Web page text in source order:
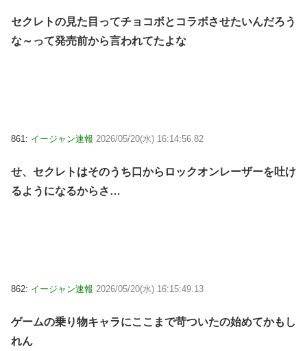
セクレトの見た目ってチョコボとコラボさせたいんだろう
な～って発売前から言われてたよな
861: イージャン速報 2026/05/20(水) 16:14:56.82
せ、セクレトはそのうち口からロックオンレーザーを吐け
るようになるからさ…
862: イージャン速報 2026/05/20(水) 16:15:49.13
ゲームの乗り物キャラにここまで苛ついたの始めてかもし
れん